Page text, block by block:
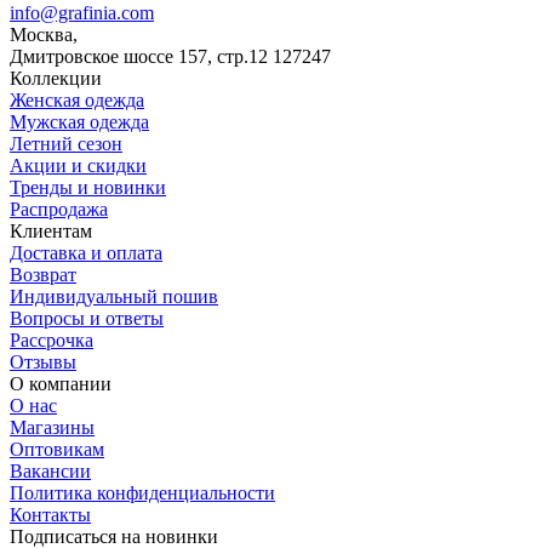
info@grafinia.com
Москва,
Дмитровское шоссе 157, стр.12 127247
Коллекции
Женская одежда
Мужская одежда
Летний сезон
Акции и скидки
Тренды и новинки
Распродажа
Клиентам
Доставка и оплата
Возврат
Индивидуальный пошив
Вопросы и ответы
Рассрочка
Отзывы
О компании
О нас
Магазины
Оптовикам
Вакансии
Политика конфиденциальности
Контакты
Подписаться на новинки